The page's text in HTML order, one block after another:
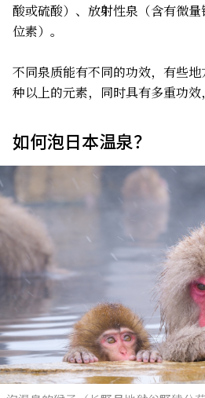
酸或硫酸）、放射性泉（含有微
位素）。
不同泉质能有不同的功效，有些
种以上的元素，同时具有多重功效
如何泡日本温泉？